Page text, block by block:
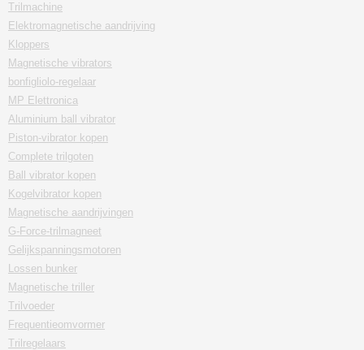
Trilmachine
Elektromagnetische aandrijving
Kloppers
Magnetische vibrators
bonfigliolo-regelaar
MP Elettronica
Aluminium ball vibrator
Piston-vibrator kopen
Complete trilgoten
Ball vibrator kopen
Kogelvibrator kopen
Magnetische aandrijvingen
G-Force-trilmagneet
Gelijkspanningsmotoren
Lossen bunker
Magnetische triller
Trilvoeder
Frequentieomvormer
Trilregelaars